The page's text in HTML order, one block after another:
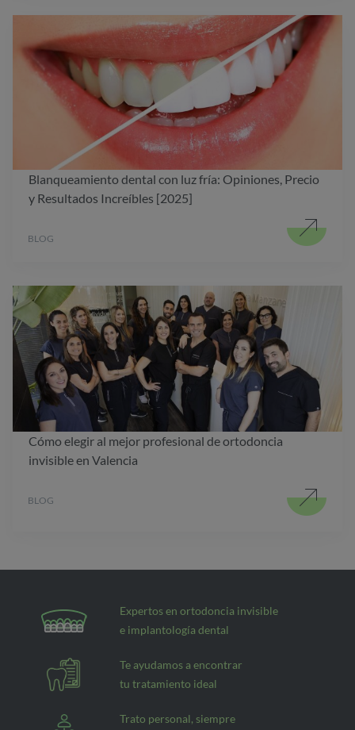
Blanqueamiento dental con luz fría: Opiniones, Precio
y Resultados Increíbles [2025]
BLOG
Cómo elegir al mejor profesional de ortodoncia
invisible en Valencia
BLOG
Expertos en ortodoncia invisible
e implantología dental
Te ayudamos a encontrar
tu tratamiento ideal
Trato personal, siempre